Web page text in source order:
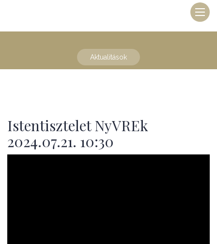
Aktualitások
Istentisztelet NyVREk
2024.07.21. 10:30